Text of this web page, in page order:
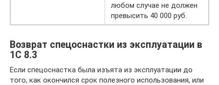
любом случае не должен
превысить 40 000 руб.
Возврат спецоснастки из эксплуатации в
1С 8.3
Если спецоснастка была изъята из эксплуатации до
того, как окончился срок полезного использования, или